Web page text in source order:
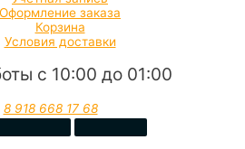
Оформление заказа
Корзина
Условия доставки
с 10:00 до 01:00
8 918 668 17 68